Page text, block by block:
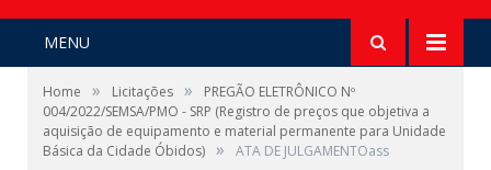
MENU
Home » Licitações »
PREGÃO ELETRÔNICO Nº
004/2022/SEMSA/PMO - SRP (Registro de preços que objetiva a
aquisição de equipamento e material permanente para Unidade
Básica da Cidade Óbidos) » ATA DE JULGAMENTOass